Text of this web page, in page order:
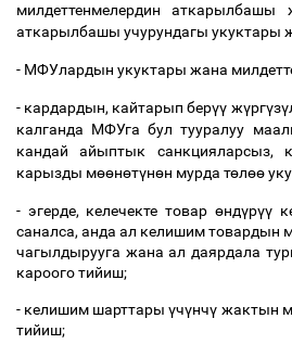
милдеттенмелердин
аткарылбашы
аткарылбашы учурундагы укуктары
- МФУлардын укуктары жана
- кардардын, кайтарып берүү жүргүзү
калганда МФУга бул тууралуу
кандай
айыптык санкцияларсыз,
карызды мөөнөтүнөн мурда төлөө
- эгерде, келечекте товар өндүрүү
саналса, анда ал келишимтовардын
чагылдырууга жана ал даярдала
карооготийиш;
- келишим шарттары үчүнчү жактын
тийиш;